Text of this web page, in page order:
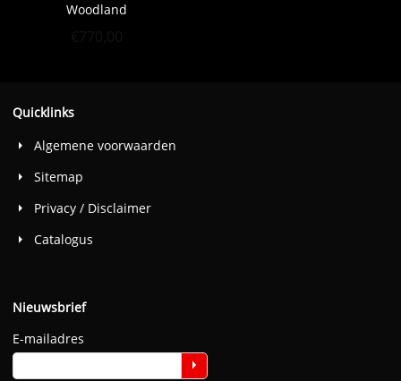
Woodland
Quicklinks
Algemene voorwaarden
Sitemap
Privacy / Disclaimer
Catalogus
Nieuwsbrief
E-mailadres